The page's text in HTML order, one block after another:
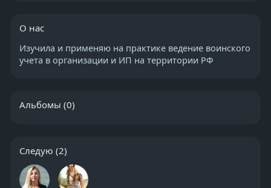
О нас
Изучила и применяю на практике ведение воинского
учета в организации и ИП на территории РФ
Альбомы (0)
Следую (2)